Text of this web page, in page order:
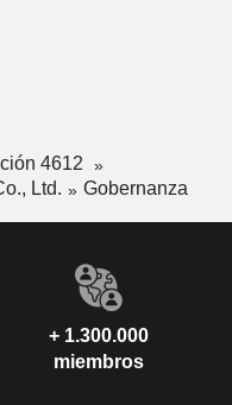
4612
Ltd.
Gobernanza
+ 1.300.000
miembros